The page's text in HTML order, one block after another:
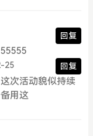
回复
25 回复
次活动貌似持续
用这